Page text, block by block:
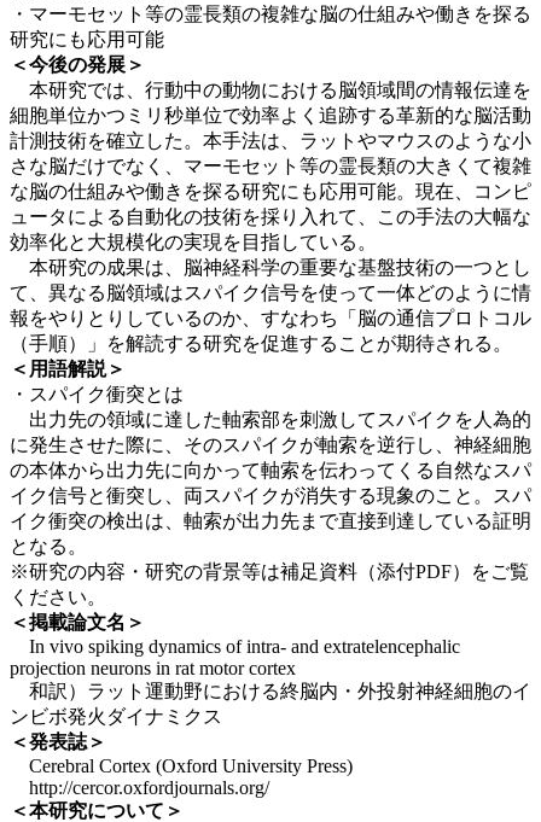
・マーモセット等の霊長類の複雑な脳の仕組みや働きを探る
研究にも応用可能
＜今後の発展＞
本研究では、行動中の動物における脳領域間の情報伝達を
細胞単位かつミリ秒単位で効率よく追跡する革新的な脳活動
計測技術を確立した。本手法は、ラットやマウスのような小
さな脳だけでなく、マーモセット等の霊長類の大きくて複雑
な脳の仕組みや働きを探る研究にも応用可能。現在、コンピ
ュータによる自動化の技術を採り入れて、この手法の大幅な
効率化と大規模化の実現を目指している。
本研究の成果は、脳神経科学の重要な基盤技術の一つとし
て、異なる脳領域はスパイク信号を使って一体どのように情
報をやりとりしているのか、すなわち「脳の通信プロトコル
（手順）」を解読する研究を促進することが期待される。
＜用語解説＞
・スパイク衝突とは
出力先の領域に達した軸索部を刺激してスパイクを人為的
に発生させた際に、そのスパイクが軸索を逆行し、神経細胞
の本体から出力先に向かって軸索を伝わってくる自然なスパ
イク信号と衝突し、両スパイクが消失する現象のこと。スパ
イク衝突の検出は、軸索が出力先まで直接到達している証明
となる。
※研究の内容・研究の背景等は補足資料（添付PDF）をご覧
ください。
＜掲載論文名＞
In vivo spiking dynamics of intra- and extratelencephalic
projection neurons in rat motor cortex
和訳）ラット運動野における終脳内・外投射神経細胞のイ
ンビボ発火ダイナミクス
＜発表誌＞
Cerebral Cortex (Oxford University Press)
http://cercor.oxfordjournals.org/
＜本研究について＞